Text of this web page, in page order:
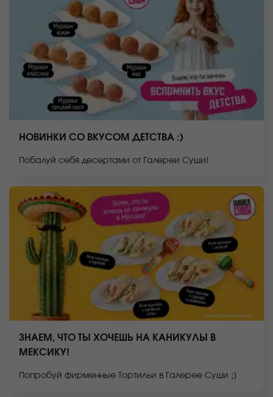
НОВИНКИ СО ВКУСОМ ДЕТСТВА :)
Побалуй себя десертами от Галереи Суши!
ЗНАЕМ, ЧТО ТЫ ХОЧЕШЬ НА КАНИКУЛЫ В
МЕКСИКУ!
Попробуй фирменные Тортильи в Галерее Суши ;)